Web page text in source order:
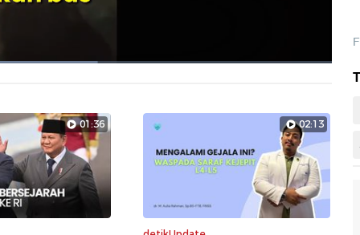
01:36 02:13